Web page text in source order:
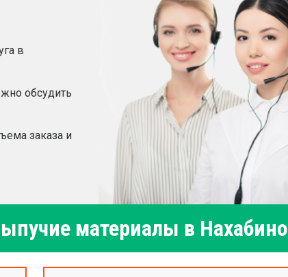
в
обсудить
заказа и
материалы в Нахабино